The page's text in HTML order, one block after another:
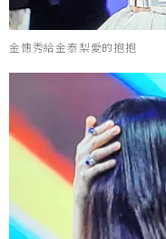
金憓秀給金泰梨愛的抱抱